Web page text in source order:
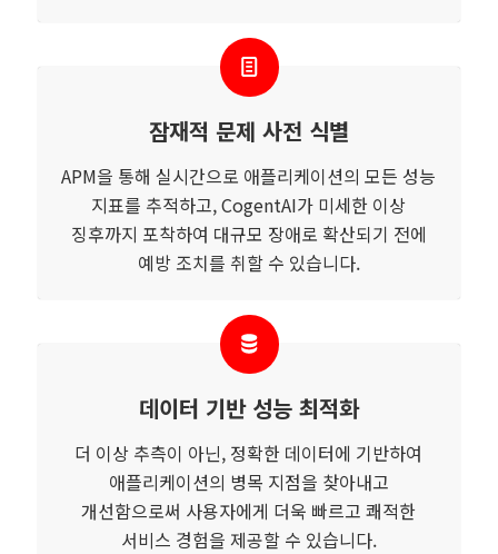
잠재적 문제 사전 식별
APM을 통해 실시간으로 애플리케이션의 모든 성능
지표를 추적하고, CogentAI가 미세한 이상
징후까지 포착하여 대규모 장애로 확산되기 전에
예방 조치를 취할 수 있습니다.
데이터 기반 성능 최적화
더 이상 추측이 아닌, 정확한 데이터에 기반하여
애플리케이션의 병목 지점을 찾아내고
개선함으로써 사용자에게 더욱 빠르고 쾌적한
서비스 경험을 제공할 수 있습니다.